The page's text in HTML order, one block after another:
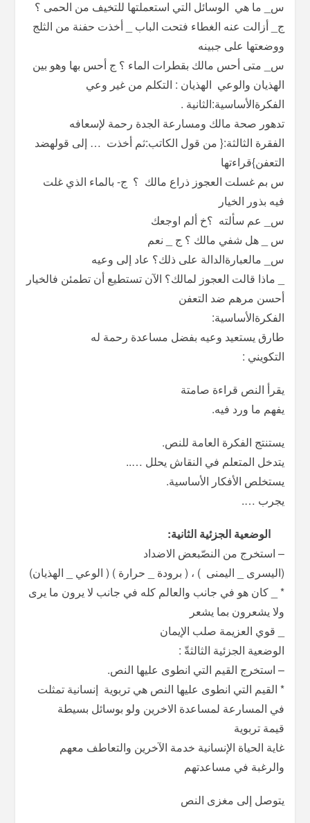
س_ ما هي الوسائل التي استعملتها للتخيف من الحمى ؟
ج_ أزالت عنه الغطاء فتحت الباب _ أخذت حفنة من الثلج
ووضعتها على جبينه
س_ متى أحس مالك بقطرات الماء ؟ ج أحس بها وهو بين
الهذيان والوعي الهذيان : التكلم من غير وعي
الفكرةالأساسية:الثانية .
تدهور صحة مالك ومسارعة الجدة رحمة لإسعافه
الفقرة الثالثة:{ من قول الكاتب:ثم أخذت … إلى قولهضد
التعفن}قراءتها
س بم غسلت العجوز ذراع مالك ؟ ج- بالماء الذي غلت
فيه بذور الخيار
س_ عم سألته ؟خ ألم اوجعك
س _ هل شفي مالك ؟ ج _ نعم
س_ مالعبارةالدالة على ذلك؟ عاد إلى وعيه
_ ماذا قالت العجوز لمالك؟ الآن تستطيع أن تطمئن فالخيار
أحسن مرهم ضد التعفن
الفكرةالأساسية:
طارق يستعيد وعيه بفضل مساعدة رحمة له
التكويني :
يقرأ النص قراءة صامتة
يفهم ما ورد فيه.
يستنتج الفكرة العامة للنص.
يتدخل المتعلم في النقاش يحلل …..
يستخلص الأفكار الأساسية.
يجرب ….
الوضعیة الجزئیة الثانیة:
– استخرج من النصّبعض الاضداد
(اليسرى _ اليمنى ) ، ( برودة _ حرارة ) ( الوعي _ الهذيان)
* _ كان هو في جانب والعالم كله في جانب لا يرون ما يرى
ولا يشعرون بما يشعر
_ قوي العزيمة صلب الإيمان
الوضعیة الجزئیة الثالثةّ :
– استخرج القیم التي انطوى علیھا النص.
* القیم التي انطوى علیھا النص ھي تربویة إنسانية تمثلت
في المسارعة لمساعدة الاخرين ولو بوسائل بسيطة
قيمة تربوية
غاية الحياة الإنسانية خدمة الآخرين والتعاطف معهم
والرغبة في مساعدتهم
يتوصل إلى مغزى النص